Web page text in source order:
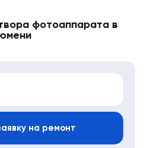
фотоаппарата в
на ремонт